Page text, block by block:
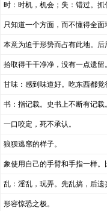
时：时机，机会；失：错过。抓
只知道一个方面，而不懂得全面
本意为迫于形势而占有此地。
拾取得干干净净，没有一点遗留
甘味：感到味道好。吃东西都
书：指记载。史书上不断有记
一口咬定，死不承认。
狼狈逃窜的样子。
象使用自己的手臂和手指一样。
乱：淫乱，玩弄。先乱搞，后
形容惊恐之极。